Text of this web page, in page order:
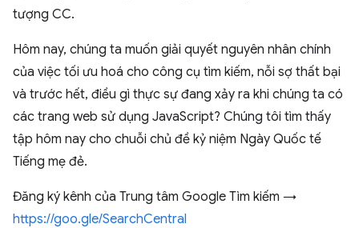
tượng CC.
Hôm nay, chúng ta muốn giải quyết nguyên nhân chính
của việc tối ưu hoá cho công cụ tìm kiếm, nỗi sợ thất bại
và trước hết, điều gì thực sự đang xảy ra khi chúng ta có
các trang web sử dụng JavaScript? Chúng tôi tìm thấy
tập hôm nay cho chuỗi chủ đề kỷ niệm Ngày Quốc tế
Tiếng mẹ đẻ.
Đăng ký kênh của Trung tâm Google Tìm kiếm →
https://goo.gle/SearchCentral